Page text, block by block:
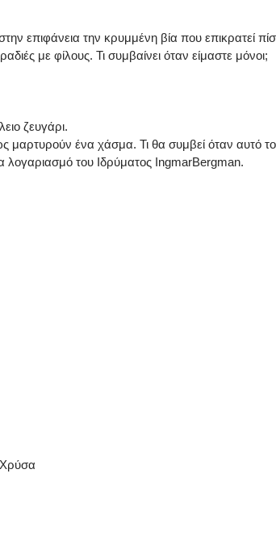
επιφάνεια την κρυμμένη βία που επικρατεί
με φίλους. Τι συμβαίνει όταν είμαστε μόνοι;
ζευγάρι.
μαρτυρούν ένα χάσμα. Τι θα συμβεί όταν αυτό
λογαριασμό του Ιδρύματος IngmarBergman.
Χρύσα